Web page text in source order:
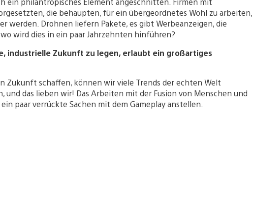
die behaupten, für ein übergeordnetes Wohl zu arbeiten,
werden. Drohnen liefern Pakete, es gibt Werbeanzeigen, die
wird dies in ein paar Jahrzehnten hinführen?
industrielle Zukunft zu legen, erlaubt ein großartiges
Zukunft schaffen, können wir viele Trends der echten Welt
das lieben wir! Das Arbeiten mit der Fusion von Menschen und
paar verrückte Sachen mit dem Gameplay anstellen.